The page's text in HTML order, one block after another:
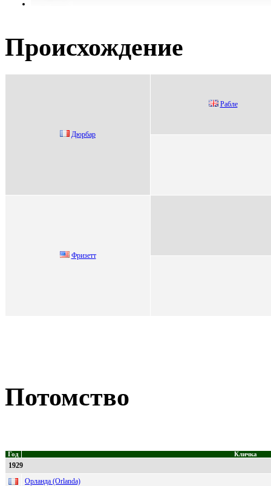
Происхождение
Дюpбap
Рaблe
Фризeтт
Потомство
Год Кличка
1929
Орланда (Orlanda)